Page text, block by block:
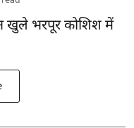
खुले भरपूर कोशिश में